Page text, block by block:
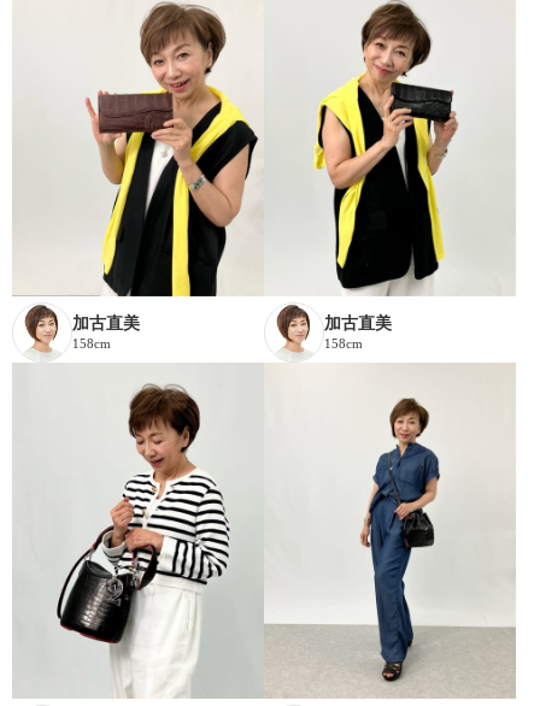
加古直美
158cm
加古直美
158cm